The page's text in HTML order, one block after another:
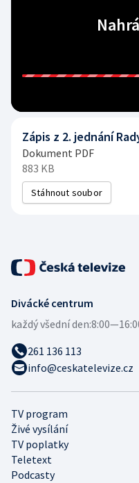
Zápis z 2. jednání
Dokument PDF
883 KB
Stáhnout soubor
Divácké centrum
každý všední den:
261 136 113
info@ceskatelevize.cz
TV program
Živé vysílání
TV poplatky
Teletext
Podcasty